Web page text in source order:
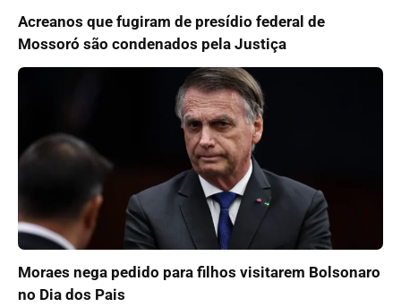
Acreanos que fugiram de presídio federal de
Mossoró são condenados pela Justiça
Moraes nega pedido para filhos visitarem Bolsonaro
no Dia dos Pais